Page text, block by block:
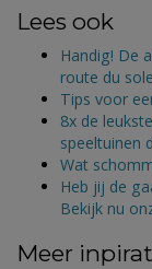
Lees ook
Handig! De
route du
Tips voor
8x de
speeltuinen
Wat
Heb jij de
Bekijk nu
Meer